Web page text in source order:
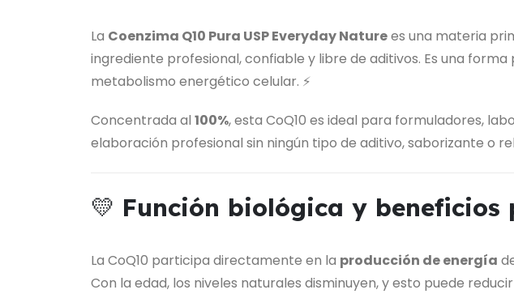
La Coenzima Q10 Pura USP Everyday Naturees una materia
ingrediente profesional, confiable y libre de aditivos. Es una forma
metabolismo energético celular. ⚡
Concentrada al 100%, esta CoQ10 es ideal para formuladores,
elaboración profesional sin ningún tipo de aditivo, saborizante o
💛 Función biológica y beneficios
La CoQ10 participa directamente en la producción de energía
Con la edad, los niveles naturales disminuyen, y esto puede